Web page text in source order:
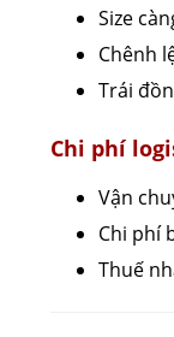
Size
Chênh
Trái
Chi phí
Vận
Chi phí
Thuế